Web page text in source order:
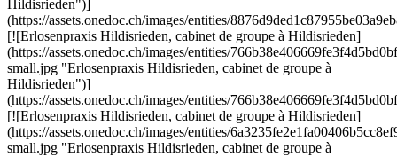
Hildisrieden")]
(https://assets.onedoc.ch/images/entities/
[![Erlosenpraxis Hildisrieden, cabinet de groupe à Hildisrieden]
(https://assets.onedoc.ch/images/entities/
small.jpg "Erlosenpraxis Hildisrieden, cabinet de groupe à
Hildisrieden")]
(https://assets.onedoc.ch/images/entities/
[![Erlosenpraxis Hildisrieden, cabinet de groupe à Hildisrieden]
(https://assets.onedoc.ch/images/entities/
small.jpg "Erlosenpraxis Hildisrieden, cabinet de groupe à